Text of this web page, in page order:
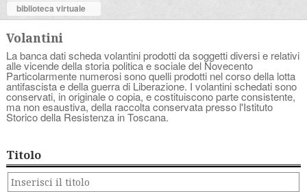
biblioteca virtuale
Volantini
La banca dati scheda volantini prodotti da soggetti diversi e relativi
alle vicende della storia politica e sociale del Novecento
Particolarmente numerosi sono quelli prodotti nel corso della lotta
antifascista e della guerra di Liberazione. I volantini schedati sono
conservati, in originale o copia, e costituiscono parte consistente,
ma non esaustiva, della raccolta conservata presso l'Istituto
Storico della Resistenza in Toscana.
Titolo